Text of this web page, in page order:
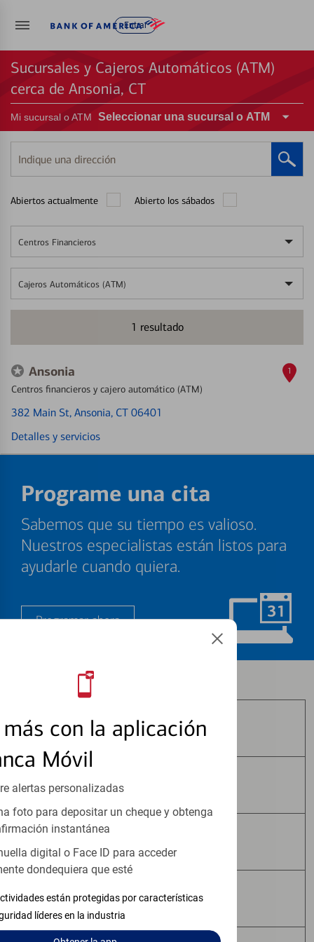
Entrar
con la aplicación
Móvil
alertas personalizadas
foto para depositar un cheque y obtenga
instantánea
digital o Face ID para acceder
dondequiera que esté
están protegidas por características
líderes en la industria
Sucursales y Cajeros Automáticos (ATM)
cerca de Ansonia, CT
Mi sucursal o ATM Seleccionar una sucursal o ATM
Indique
una
Abiertos actualmente Abierto los sábados
Centros Financieros
Cajeros Automáticos (ATM)
1 resultado
Ansonia
Centros financieros y cajero automático (ATM)
382 Main St, Ansonia, CT 06401
Detalles y servicios
1
Programe una cita
Sabemos que su tiempo es valioso.
Nuestros especialistas están listos para
ayudarle cuando quiera.
Programar ahora
Los productos de inversión y seguros:
No Están Asegurados por FDIC
No Tienen Garantía Bancaria
No Constituyen Depósitos